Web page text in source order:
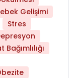
Gelişimi
Stres
Bağımlılığı